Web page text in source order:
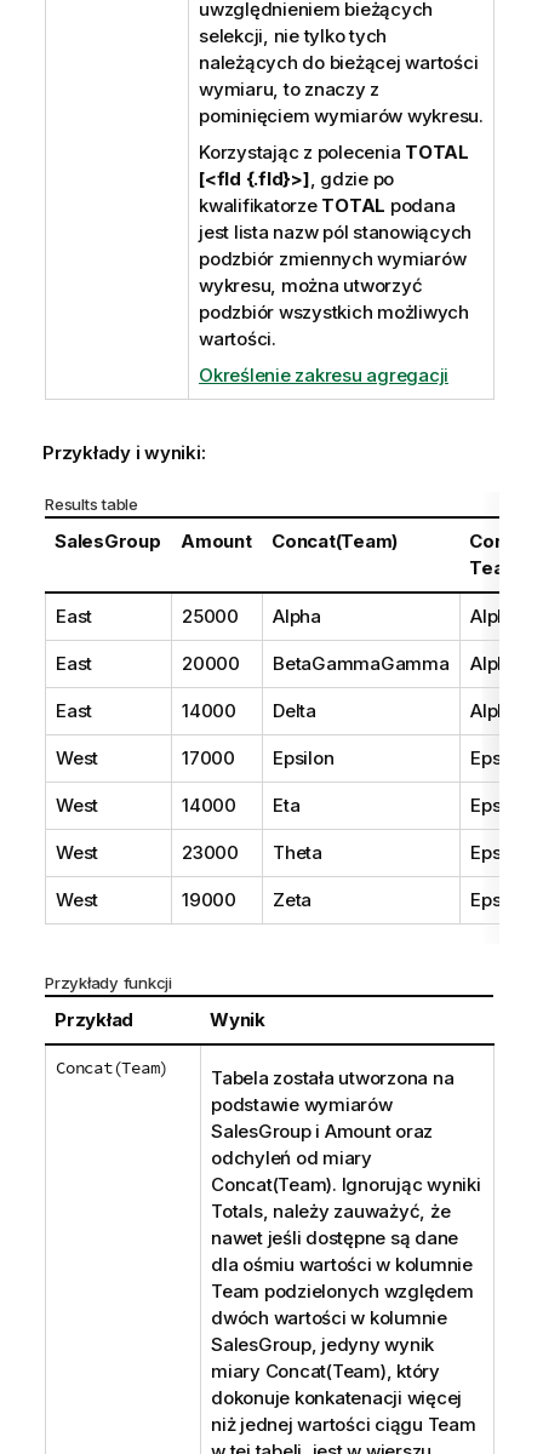
uwzględnieniem bieżących
selekcji, nie tylko tych
należących do bieżącej wartości
wymiaru, to znaczy z
pominięciem wymiarów wykresu.
Korzystając z polecenia TOTAL
[<fld {.fld}>], gdzie po
kwalifikatorze TOTAL podana
jest lista nazw pól stanowiących
podzbiór zmiennych wymiarów
wykresu, można utworzyć
podzbiór wszystkich możliwych
wartości.
Określenie zakresu agregacji
Przykłady i wyniki:
Results table
SalesGroup Amount Concat(Team)
Team)
East 25000 Alpha
East 20000 BetaGammaGamma
East 14000 Delta
West 17000 Epsilon
West 14000 Eta
West 23000 Theta
West 19000 Zeta
Przykłady funkcji
Przykład Wynik
Concat(Team)
Tabela została utworzona na
podstawie wymiarów
SalesGroupi Amountoraz
odchyleń od miary
Concat(Team). Ignorując wyniki
Totals, należy zauważyć, że
nawet jeśli dostępne są dane
dla ośmiu wartości w kolumnie
Team podzielonych względem
dwóch wartości w kolumnie
SalesGroup, jedyny wynik
miary Concat(Team), który
dokonuje konkatenacji więcej
niż jednej wartości ciągu Team